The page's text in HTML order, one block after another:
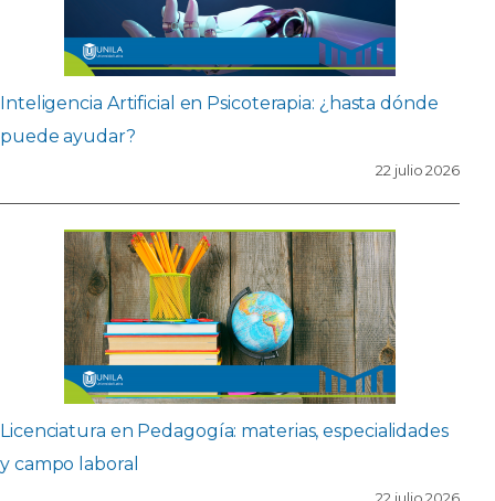
Inteligencia Artificial en Psicoterapia: ¿hasta dónde
puede ayudar?
22 julio 2026
Licenciatura en Pedagogía: materias, especialidades
y campo laboral